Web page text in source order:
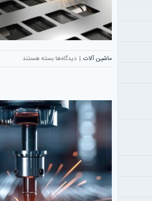
ماشین آلات | دیدگاه‌ها برای
فناوری
تولید
قطعات
صنعتی
با
بالا
بسته هستند